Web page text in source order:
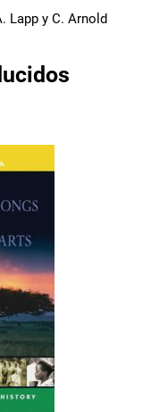
Lapp y C. Arnold